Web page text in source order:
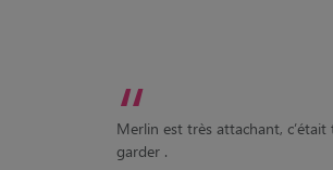
“
Merlin est très attachant, c’était
garder .